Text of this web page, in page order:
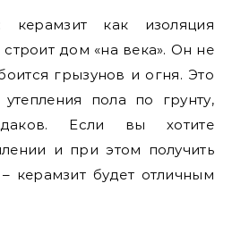
керамзит как изоляция
строит дом «на века». Он не
грызунов и огня. Это
пола по грунту,
Если вы хотите
и при этом получить
керамзит будет отличным